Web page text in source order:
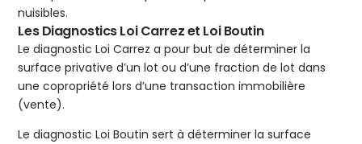
nuisibles.
Les Diagnostics Loi Carrez et Loi Boutin
Le diagnostic Loi Carrez a pour but de déterminer la
surface privative d’un lot ou d’une fraction de lot dans
une copropriété lors d’une transaction immobilière
(vente).
Le diagnostic Loi Boutin sert à déterminer la surface